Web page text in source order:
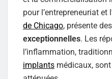
pour l’entrepreneuriat et
de Chicago, présente des
exceptionnelles. Les
l’inflammation,
implants médicaux,